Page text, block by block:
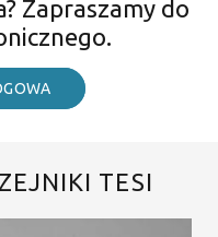
Zapraszamy do
TESI